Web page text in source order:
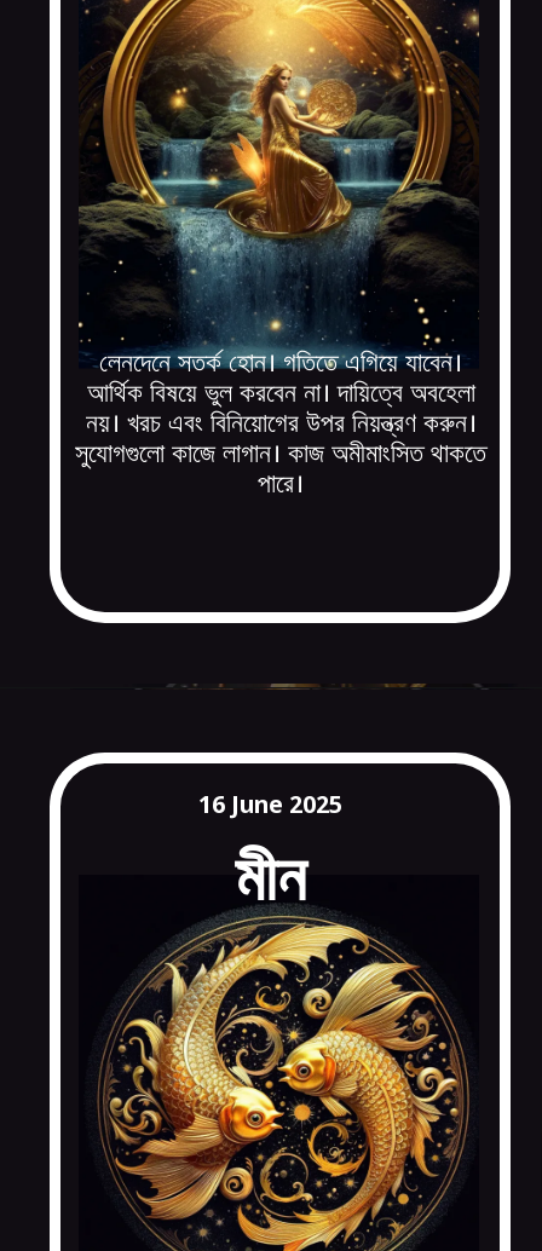
লেনদেনে সতর্ক হোন। গতিতে এগিয়ে যাবেন।
আর্থিক বিষয়ে ভুল করবেন না। দায়িত্বে অবহেলা
নয়। খরচ এবং বিনিয়োগের উপর নিয়ন্ত্রণ করুন।
সুযোগগুলো কাজে লাগান। কাজ অমীমাংসিত থাকতে
পারে।
মীন
16 June 2025